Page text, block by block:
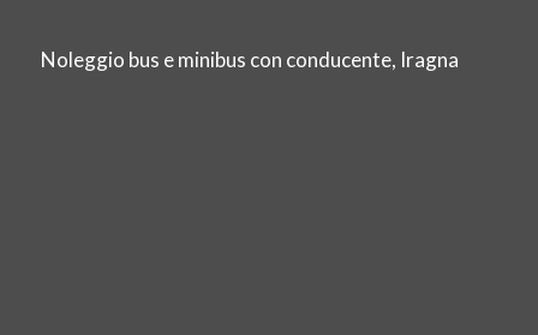
Noleggio bus e minibus con conducente, Iragna